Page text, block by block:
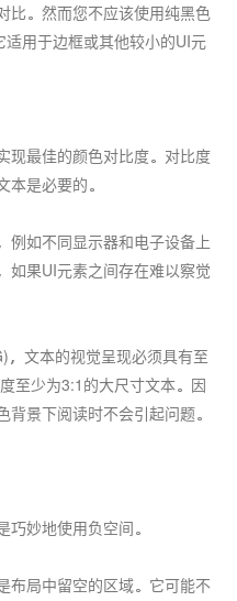
比。然而您不应该使用纯黑色
用于边框或其他较小的UI元
现最佳的颜色对比度。对比度
是必要的。
例如不同显示器和电子设备上
如果UI元素之间存在难以察觉
文本的视觉呈现必须具有至
至少为3:1的大尺寸文本。因
景下阅读时不会引起问题。
妙地使用负空间。
布局中留空的区域。它可能不